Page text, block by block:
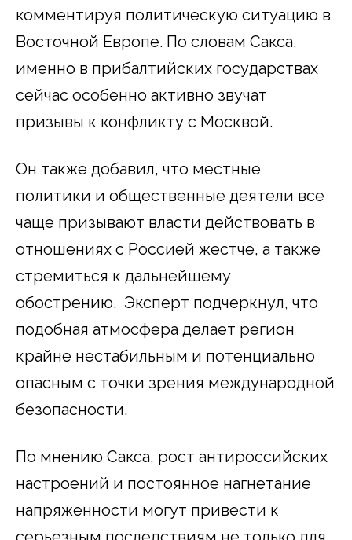
комментируя политическую ситуацию в
Восточной Европе. По словам Сакса,
именно в прибалтийских государствах
сейчас особенно активно звучат
призывы к конфликту с Москвой.
Он также добавил, что местные
политики и общественные деятели все
чаще призывают власти действовать в
отношениях с Россией жестче, а также
стремиться к дальнейшему
обострению. Эксперт подчеркнул, что
подобная атмосфера делает регион
крайне нестабильным и потенциально
опасным с точки зрения международной
безопасности.
По мнению Сакса, рост антироссийских
настроений и постоянное нагнетание
напряженности могут привести к